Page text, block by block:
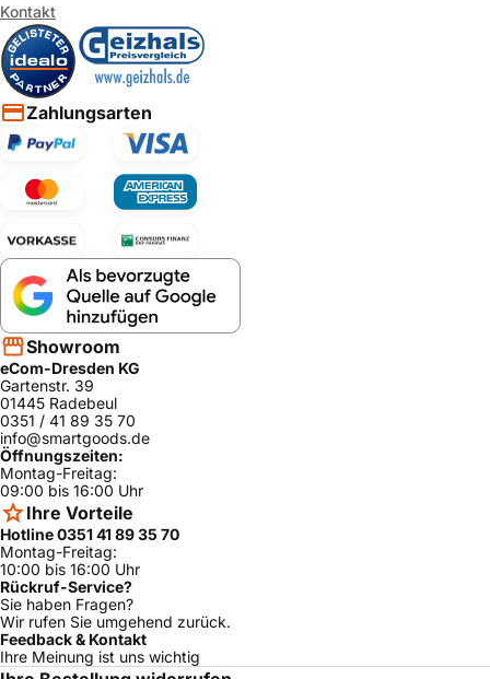
Kontakt
Zahlungsarten
Showroom
eCom-Dresden KG
Gartenstr. 39
01445 Radebeul
0351 / 41 89 35 70
info@smartgoods.de
Öffnungszeiten:
Montag-Freitag:
09:00 bis 16:00 Uhr
Ihre Vorteile
Hotline 0351 41 89 35 70
Montag-Freitag:
10:00 bis 16:00 Uhr
Rückruf-Service?
Sie haben Fragen?
Wir rufen Sie umgehend zurück.
Feedback & Kontakt
Ihre Meinung ist uns wichtig